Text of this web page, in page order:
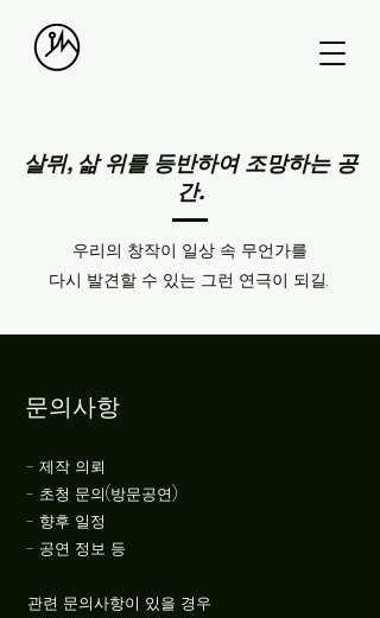
살뮈, ​삶 위를 등반하여 조망하는 공
간.
우리의 창작이 일상 속 무언가를
다시 발견할 수 있는 그런 연극이 되길.
​문의사항
- 제작 의뢰
- 초청 문의(방문공연)
- 향후 일정
- 공연 정보 등
관련 문의사항이 있을 경우